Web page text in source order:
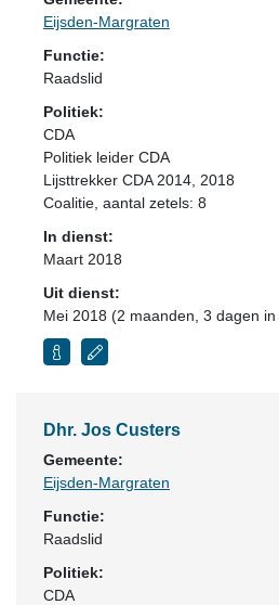
Eijsden-Margraten
Functie:
Raadslid
Politiek:
CDA
Politiek leider CDA
Lijsttrekker CDA 2014, 2018
Coalitie , aantal zetels: 8
In dienst:
Maart 2018
Uit dienst:
Mei 2018 (2 maanden, 3 dagen
Dhr. Jos Custers
Gemeente:
Eijsden-Margraten
Functie:
Raadslid
Politiek:
CDA